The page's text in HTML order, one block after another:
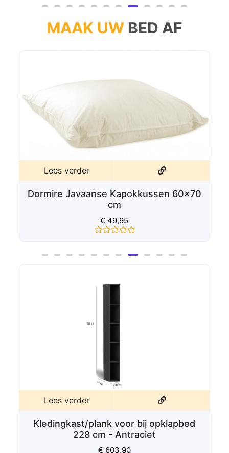
uit
MAAK UW BED AF
Lees verder
Dormire Comfort Synthetische
bolletjes 60x70 cm
€35,00
uit
opklapbed
Antraciete kast met bureau
cm - voor bij opklapbed 228